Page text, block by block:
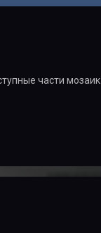
части мозаик.